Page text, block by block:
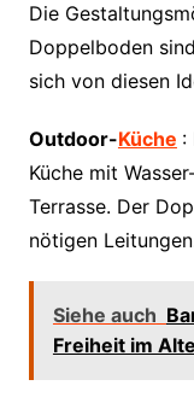
Die
Doppelboden
sich von diesen
Outdoor-Küche :
Küche mit
Terrasse. Der
nötigen
Siehe auch
Freiheit im